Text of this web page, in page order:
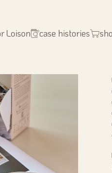
Loison case histories